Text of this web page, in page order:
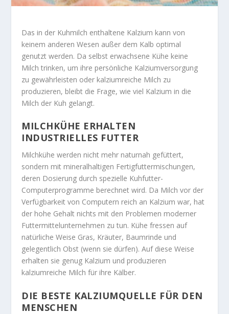
Das in der Kuhmilch enthaltene Kalzium kann von
keinem anderen Wesen außer dem Kalb optimal
genutzt werden. Da selbst erwachsene Kühe keine
Milch trinken, um ihre persönliche Kalziumversorgung
zu gewährleisten oder kalziumreiche Milch zu
produzieren, bleibt die Frage, wie viel Kalzium in die
Milch der Kuh gelangt.
MILCHKÜHE ERHALTEN
INDUSTRIELLES FUTTER
Milchkühe werden nicht mehr naturnah gefüttert,
sondern mit mineralhaltigen Fertigfuttermischungen,
deren Dosierung durch spezielle Kuhfutter-
Computerprogramme berechnet wird. Da Milch vor der
Verfügbarkeit von Computern reich an Kalzium war, hat
der hohe Gehalt nichts mit den Problemen moderner
Futtermittelunternehmen zu tun. Kühe fressen auf
natürliche Weise Gras, Kräuter, Baumrinde und
gelegentlich Obst (wenn sie dürfen). Auf diese Weise
erhalten sie genug Kalzium und produzieren
kalziumreiche Milch für ihre Kälber.
DIE BESTE KALZIUMQUELLE FÜR DEN
MENSCHEN